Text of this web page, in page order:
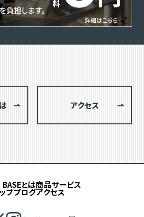
アクセス
とは商品サービス
プブログアクセス